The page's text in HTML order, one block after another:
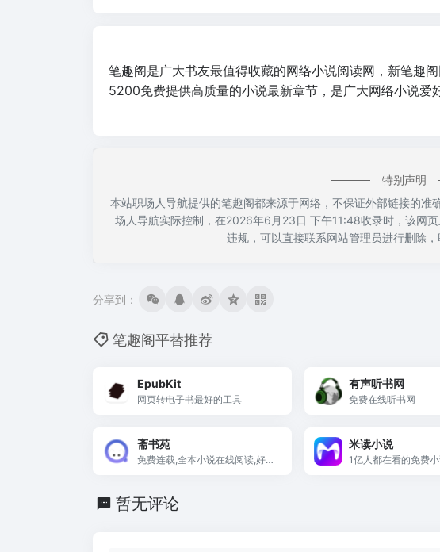
笔趣阁是广大书友最值得收藏的网络小说阅读网，新笔趣
5200免费提供高质量的小说最新章节，是广大网络小说爱
特别声明
本站职场人导航提供的笔趣阁都来源于网络，不保证外部链接的
场人导航实际控制，在2026年6月23日 下午11:48收录时，该网
违规，可以直接联系网站管理员进行删除，
分享到：
笔趣阁平替推荐
EpubKit
网页转电子书最好的工具
有声听书网
免费在线听书网
斋书苑
免费连载,全本小说在线阅读,好看
米读小说
1亿人都在看的免费
暂无评论